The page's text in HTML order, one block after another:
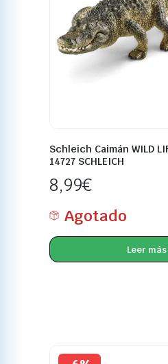
Schleich Caimán WILD
14727 SCHLEICH
8,99€
Agotado
Leer más